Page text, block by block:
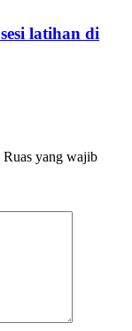
latihan di
Ruas yang wajib